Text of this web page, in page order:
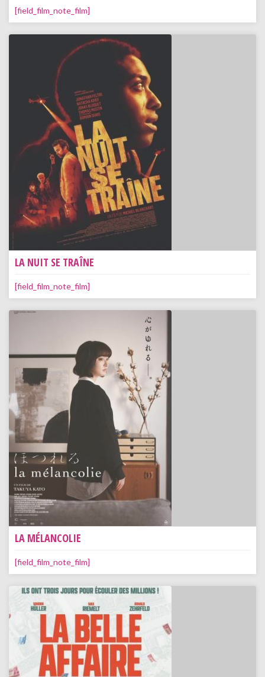
[field_film_note_film]
LA NUIT SE TRAÎNE
[field_film_note_film]
LA MÉLANCOLIE
[field_film_note_film]